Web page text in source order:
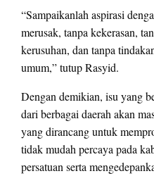
“Sampaikanlah aspirasi
merusak, tanpa kekerasan,
kerusuhan, dan tanpa
umum,” tutup Rasyid.
Dengan demikian, isu yang
dari berbagai daerah akan
yang dirancang untuk
tidak mudah percaya pada
persatuan serta